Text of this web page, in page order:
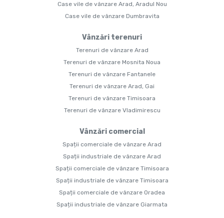
Case vile de vânzare Arad, Aradul Nou
Case vile de vânzare Dumbravita
Vânzări terenuri
Terenuri de vânzare Arad
Terenuri de vânzare Mosnita Noua
Terenuri de vânzare Fantanele
Terenuri de vânzare Arad, Gai
Terenuri de vânzare Timisoara
Terenuri de vânzare Vladimirescu
Vânzări comercial
Spații comerciale de vânzare Arad
Spații industriale de vânzare Arad
Spații comerciale de vânzare Timisoara
Spații industriale de vânzare Timisoara
Spații comerciale de vânzare Oradea
Spații industriale de vânzare Giarmata